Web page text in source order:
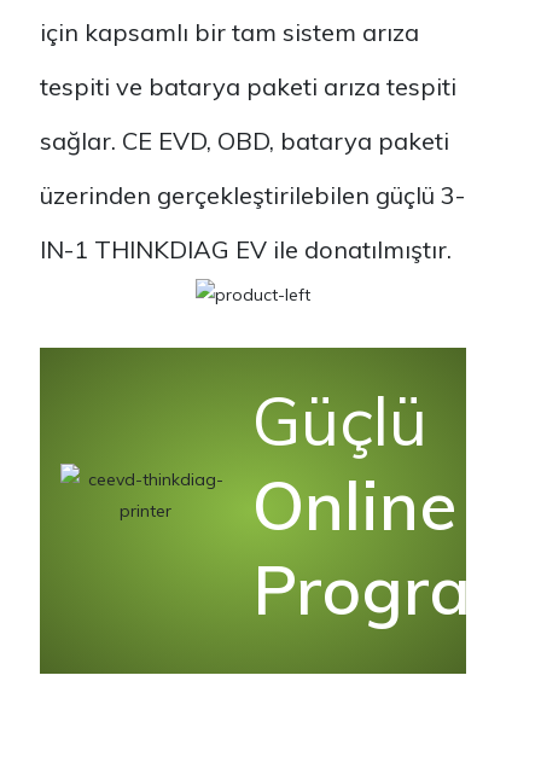
için kapsamlı bir tam sistem arıza
tespiti ve batarya paketi arıza tespiti
sağlar. CE EVD, OBD, batarya paketi
üzerinden gerçekleştirilebilen güçlü 3-
IN-1 THINKDIAG EV ile donatılmıştır.
Güçlü
Online